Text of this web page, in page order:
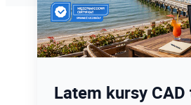
Ostatnie dni
Latem kursy CAD
Oprogramowanie
Szkolenia